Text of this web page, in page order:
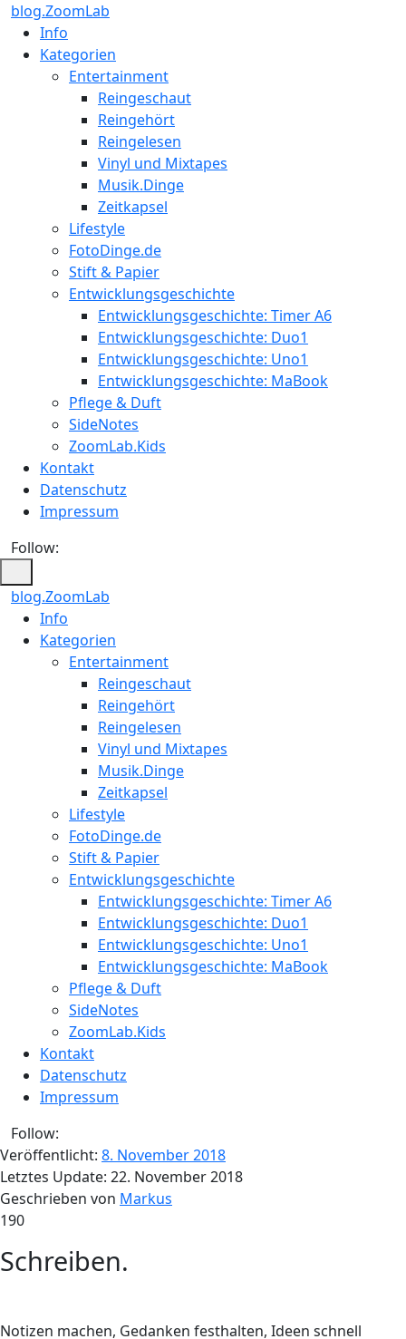
blog.ZoomLab
Info
Kategorien
Entertainment
Reingeschaut
Reingehört
Reingelesen
Vinyl und Mixtapes
Musik.Dinge
Zeitkapsel
Lifestyle
FotoDinge.de
Stift & Papier
Entwicklungsgeschichte
Entwicklungsgeschichte: Timer A6
Entwicklungsgeschichte: Duo1
Entwicklungsgeschichte: Uno1
Entwicklungsgeschichte: MaBook
Pflege & Duft
SideNotes
ZoomLab.Kids
Kontakt
Datenschutz
Impressum
Follow:
blog.ZoomLab
Info
Kategorien
Entertainment
Reingeschaut
Reingehört
Reingelesen
Vinyl und Mixtapes
Musik.Dinge
Zeitkapsel
Lifestyle
FotoDinge.de
Stift & Papier
Entwicklungsgeschichte
Entwicklungsgeschichte: Timer A6
Entwicklungsgeschichte: Duo1
Entwicklungsgeschichte: Uno1
Entwicklungsgeschichte: MaBook
Pflege & Duft
SideNotes
ZoomLab.Kids
Kontakt
Datenschutz
Impressum
Follow:
Veröffentlicht: 8. November 2018
Letztes Update: 22. November 2018
Geschrieben von Markus
190
Schreiben.
Notizen machen, Gedanken festhalten, Ideen schnell